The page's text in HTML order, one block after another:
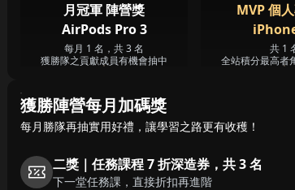
月冠軍 陣營獎
AirPods Pro 3
每月 1 名，共 3 名
獲勝隊之貢獻成員有機會抽中
MVP 個
共 1
全站積分最高者
獲勝陣營每月加碼獎
每月勝隊再抽實用好禮，讓學習之路更有收穫！
二獎｜任務課程 7 折深造券，共 3 名
下一堂任務課，直接折扣再進階